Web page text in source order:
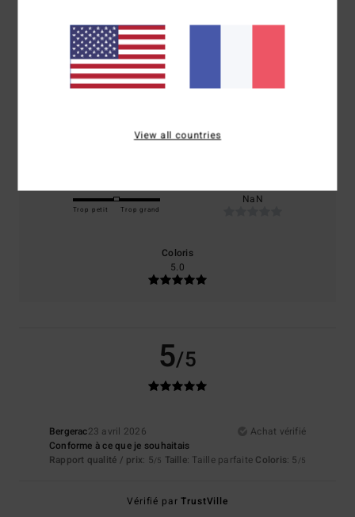
basé sur1 avis vérifiés
0% de nos clients recommandent ce produit
Trop petit Trop grand
NaN
Coloris
5.0
5/5
Bergerac23 avril 2026
Achat vérifié
Conforme à ce que je souhaitais
Rapport qualité / prix: 5/5 Taille: Taille parfaite Coloris: 5 /5
Vérifié parTrustVille
View all countries